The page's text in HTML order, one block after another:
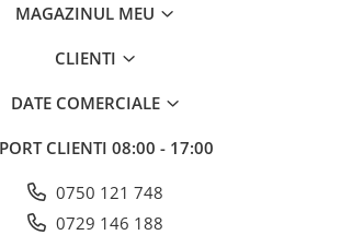
MAGAZINUL MEU
CLIENTI
DATE COMERCIALE
CLIENTI 08:00 - 17:00
0750 121 748
0729 146 188